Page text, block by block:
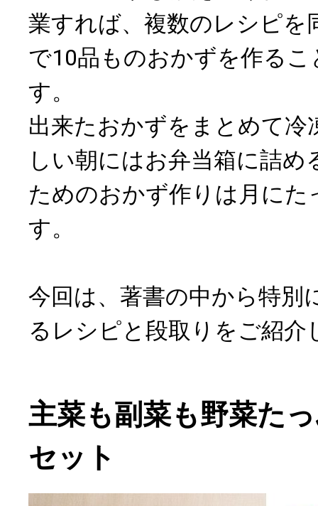
業すれば、複数のレシピを
で10品ものおかずを作る
す。
出来たおかずをまとめて冷
しい朝にはお弁当箱に詰め
ためのおかず作りは月にた
す。
今回は、著書の中から特別
るレシピと段取りをご紹介
主菜も副菜も野菜た
セット